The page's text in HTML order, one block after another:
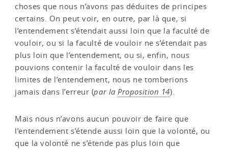
choses que nous n’avons pas déduites de principes
certains. On peut voir, en outre, par là que, si
l’entendement s’étendait aussi loin que la faculté de
vouloir, ou si la faculté de vouloir ne s’étendait pas
plus loin que l’entendement, ou si, enfin, nous
pouvions contenir la faculté de vouloir dans les
limites de l’entendement, nous ne tomberions
jamais dans l’erreur (par laProposition 14).
Mais nous n’avons aucun pouvoir de faire que
l’entendement s’étende aussi loin que la volonté, ou
que la volonté ne s’étende pas plus loin que